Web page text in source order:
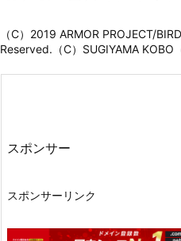
（C）2019 ARMOR PROJECT/
Reserved.（C）SUGIYAMA KOBO
スポンサー
スポンサーリンク